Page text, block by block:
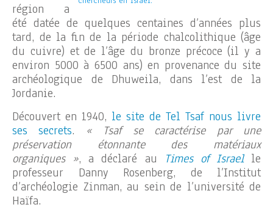
région a
été datée de quelques centaines d’années plus
tard, de la fin de la période chalcolithique (âge
du cuivre) et de l’âge du bronze précoce (il y a
environ 5000 à 6500 ans) en provenance du site
archéologique de Dhuweila, dans l’est de la
Jordanie.
Découvert en 1940, le site de Tel Tsaf nous livre
ses secrets. « Tsaf se caractérise par une
préservation étonnante des matériaux
organiques », a déclaré au Times of Israelle
professeur Danny Rosenberg, de l’Institut
d’archéologie Zinman, au sein de l’université de
Haïfa.